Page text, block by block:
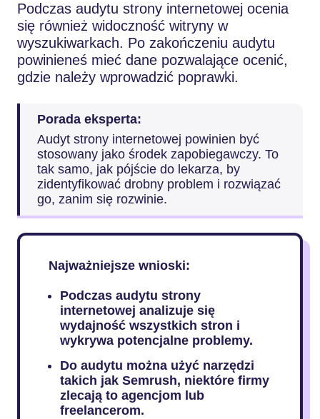
Podczas audytu strony internetowej ocenia
się również widoczność witryny w
wyszukiwarkach. Po zakończeniu audytu
powinieneś mieć dane pozwalające ocenić,
gdzie należy wprowadzić poprawki.
Porada eksperta:
Audyt strony internetowej powinien być
stosowany jako środek zapobiegawczy. To
tak samo, jak pójście do lekarza, by
zidentyfikować drobny problem i rozwiązać
go, zanim się rozwinie.
Najważniejsze wnioski:
Podczas audytu strony
internetowej analizuje się
wydajność wszystkich stron i
wykrywa potencjalne problemy.
Do audytu można użyć narzędzi
takich jak Semrush, niektóre firmy
zlecają to agencjom lub
freelancerom.